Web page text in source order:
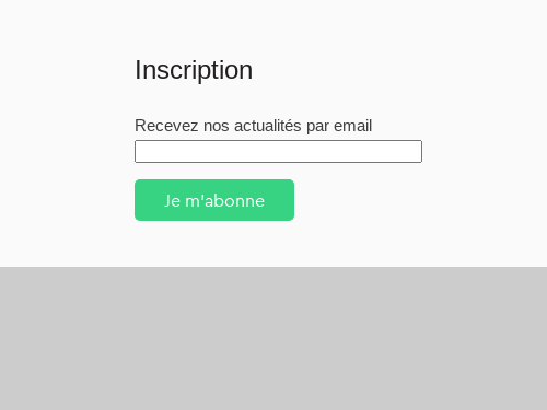
Inscription
Recevez nos actualités par email
Je m'abonne